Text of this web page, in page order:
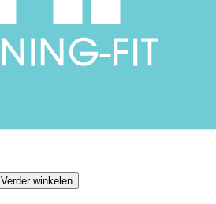
Verder winkelen